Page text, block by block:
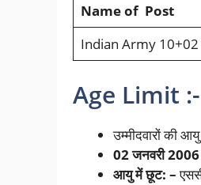
Name of Post
Indian Army 10+02
Age Limit :-
उम्मीदवारों की
02 जनवरी
आयु में छूट: –